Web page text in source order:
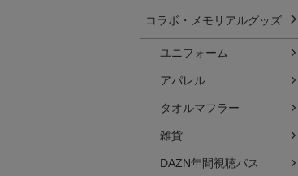
コラボ・メモリアルグッズ
ユニフォーム
アパレル
タオルマフラー
雑貨
DAZN年間視聴パス